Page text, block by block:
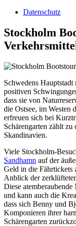
Datenschutz
Stockholm
Schwedens
positiven
dass sie von
die Ostsee, im Westen
erfreuen sich bei
Schärengarten zählt
Skandinavien.
Viele Stockholm-
Sandhamn auf der
Geld in die Fährtickets
Anblick der
Diese
und kann auch die
dass sich Benny und
Komponieren ihrer
Schärengarten